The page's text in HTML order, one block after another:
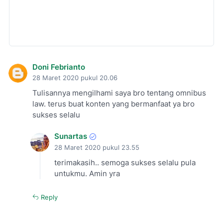
Doni Febrianto
28 Maret 2020 pukul 20.06
Tulisannya mengilhami saya bro tentang omnibus
law. terus buat konten yang bermanfaat ya bro
sukses selalu
Sunartas
28 Maret 2020 pukul 23.55
terimakasih.. semoga sukses selalu pula
untukmu. Amin yra
Reply